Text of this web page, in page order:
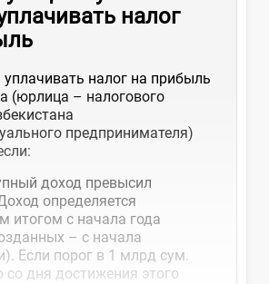
налог
уплачивать налог на прибыль
(юрлица – налогового
предпринимателя)
доход превысил
определяется
итогом с начала года
– с начала
Если порог в 1 млрд сум.
со дня достижения этого